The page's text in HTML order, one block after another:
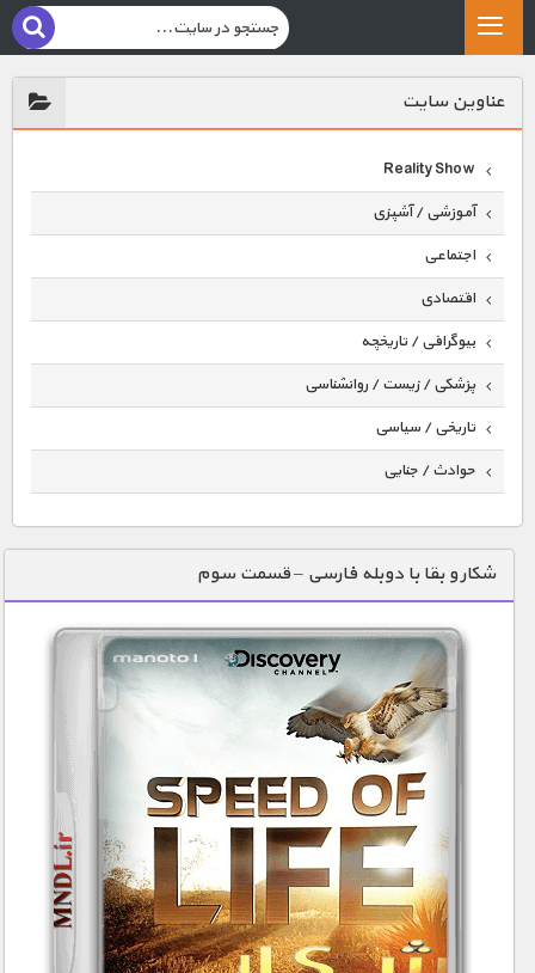
عناوين سايت
Reality Show
آموزشی / آشپزی
اجتماعی
اقتصادی
بیوگرافی / تاریخچه
پزشکی / زیست / روانشناسی
تاریخی / سیاسی
حوادث / جنایی
دنیای خوراکی ها
زمین شناسی / محیط زیست
سازه/ معماری/ مهندسی
سرگرمی
شناخت کودکان
علم و فناوری
فرهنگ / هنر
کیهان / نجوم
گردشگری
شکار و بقا با دوبله فارسی – قسمت سوم